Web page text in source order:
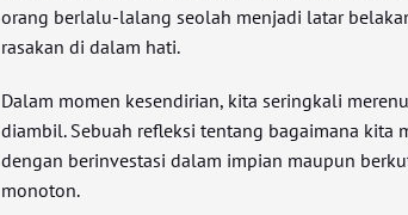
orang berlalu-lalang seolah menjadi latar
rasakan di dalam hati.
Dalam momen kesendirian, kita seringkali
diambil. Sebuah refleksi tentang bagaimana kita
dengan berinvestasi dalam impian maupun
monoton.